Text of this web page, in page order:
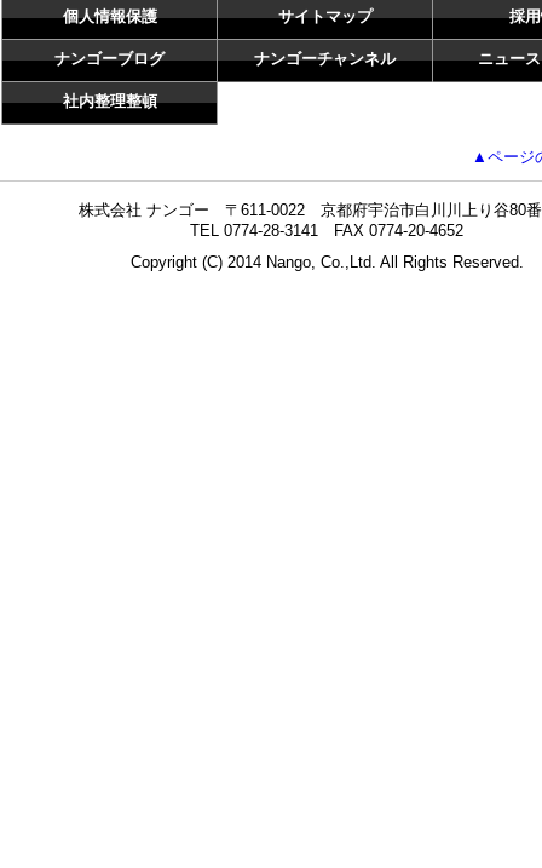
個人情報保護 サイトマップ 採
ナンゴーブログ ナンゴーチャンネル ニュー
社内整理整頓
▲ページ
株式会社 ナンゴー 〒611-0022 京都府宇治市白川川上り谷80
TEL 0774-28-3141 FAX 0774-20-4652
Copyright (C) 2014 Nango, Co.,Ltd. All Rights Reserved.